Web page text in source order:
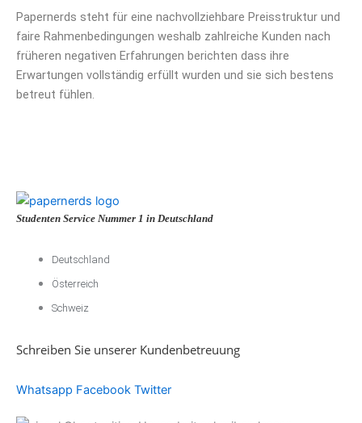
Papernerds steht für eine nachvollziehbare Preisstruktur und
faire Rahmenbedingungen weshalb zahlreiche Kunden nach
früheren negativen Erfahrungen berichten dass ihre
Erwartungen vollständig erfüllt wurden und sie sich bestens
betreut fühlen.
Studenten Service Nummer 1 in Deutschland
Deutschland
Österreich
Schweiz
Schreiben Sie unserer Kundenbetreuung
Whatsapp Facebook Twitter